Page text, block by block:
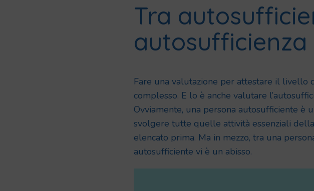
Tra
autosufficienza
Fare una valutazione per attestare il livello
complesso. E lo è anche valutare
Ovviamente, una persona autosufficiente è
svolgere tutte quelle attività essenziali
elencato prima. Ma in mezzo, tra una
autosufficiente vi è un abisso.